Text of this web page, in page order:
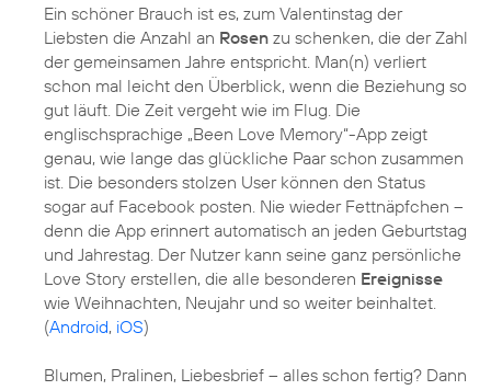
Ein schöner Brauch ist es, zum Valentinstag der
Liebsten die Anzahl an Rosen zu schenken, die der Zahl
der gemeinsamen Jahre entspricht. Man(n) verliert
schon mal leicht den Überblick, wenn die Beziehung so
gut läuft. Die Zeit vergeht wie im Flug. Die
englischsprachige „Been Love Memory“-App zeigt
genau, wie lange das glückliche Paar schon zusammen
ist. Die besonders stolzen User können den Status
sogar auf Facebook posten. Nie wieder Fettnäpfchen –
denn die App erinnert automatisch an jeden Geburtstag
und Jahrestag. Der Nutzer kann seine ganz persönliche
Love Story erstellen, die alle besonderen Ereignisse
wie Weihnachten, Neujahr und so weiter beinhaltet.
(Android, iOS)
Blumen, Pralinen, Liebesbrief – alles schon fertig? Dann